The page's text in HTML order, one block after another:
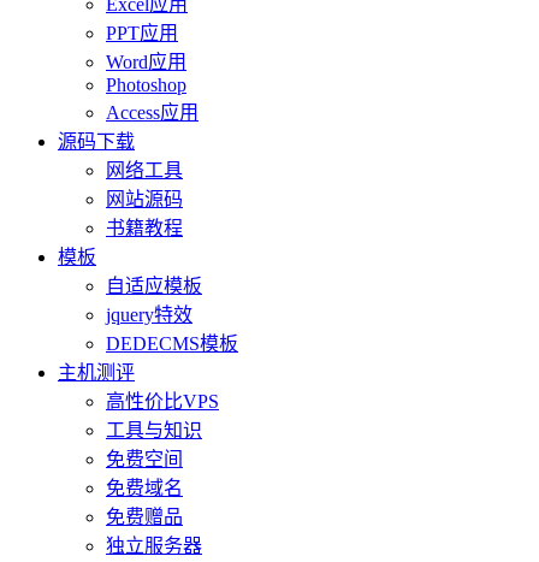
Excel应用
PPT应用
Word应用
Photoshop
Access应用
源码下载
网络工具
网站源码
书籍教程
模板
自适应模板
jquery特效
DEDECMS模板
主机测评
高性价比VPS
工具与知识
免费空间
免费域名
免费赠品
独立服务器